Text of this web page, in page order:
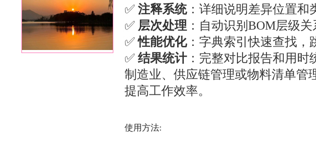
✅ 注释系统：详细说明差异位置和
✅ 层次处理 ：自动识别BOM层级关
✅性能优化：字典索引快速查找，
✅ 结果统计：完整对比报告和用时
制造业、供应链管理或物料清单管
提高工作效率。
使用方法: